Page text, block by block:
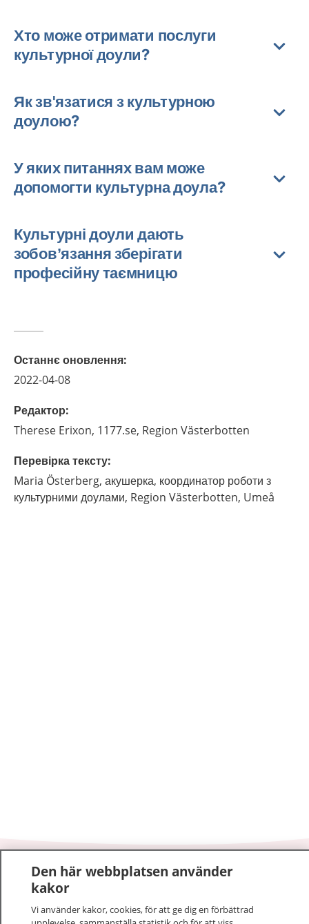
Хто може отримати послуги
культурної доули?
Як зв'язатися з культурною
доулою?
У яких питаннях вам може
допомогти культурна доула?
Культурні доули дають
зобов’язання зберігати
професійну таємницю
Останнє оновлення:
2022-04-08
Редактор:
Therese Erixon, 1177.se, Region Västerbotten
Перевірка тексту:
Maria Österberg, акушерка, координатор роботи з
культурними доулами, Region Västerbotten, Umeå
1177–tryggt om din hälsa och vård
På 1177.se får du råd om hälsa och information om
Den här webbplatsen använder
kakor
Vi använder kakor, cookies, för att ge dig en förbättrad